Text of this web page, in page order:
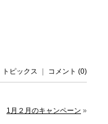
トピックス コメント (0)
1月２月のキャンペーン »